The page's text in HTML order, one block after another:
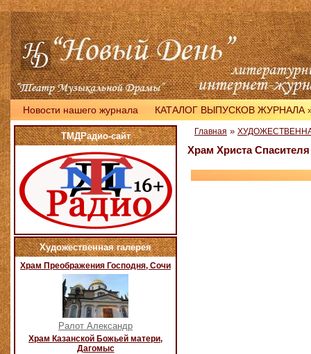
Новости нашего журнала КАТАЛОГ ВЫПУСКОВ ЖУРНАЛА
ТМДРадио-сайт
Художественная галерея
Храм Преображения Господня, Сочи
Ралот Александр
Храм Казанской Божьей матери,
Дагомыс
Главная »
Храм Христа Спасителя